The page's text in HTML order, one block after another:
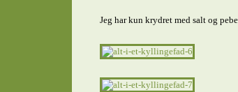
Jeg har kun krydret med salt og